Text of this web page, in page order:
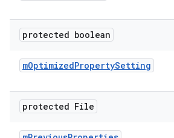
protected boolean
mOptimizedPropertySetting
protected File